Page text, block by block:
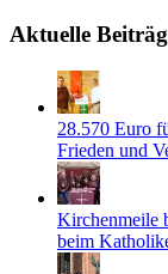
Aktuelle
28.570 Euro
Frieden und
Kirchenmeile
beim